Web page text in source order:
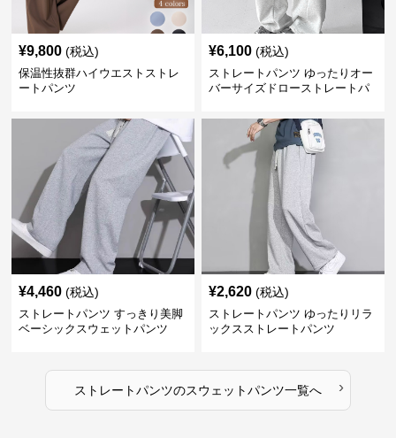
¥9,800 (税込)
保温性抜群ハイウエストストレ
ートパンツ
¥6,100 (税込)
ストレートパンツ ゆったりオー
バーサイズドローストレートパ
¥4,460 (税込)
ストレートパンツ すっきり美脚
ベーシックスウェットパンツ
¥2,620 (税込)
ストレートパンツ ゆったりリラ
ックスストレートパンツ
ストレートパンツのスウェットパンツ一覧へ ›